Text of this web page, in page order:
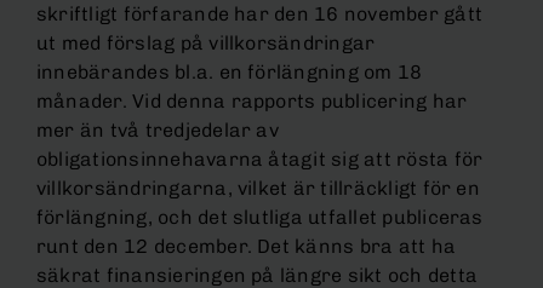
skriftligt förfarande har den 16 november gått
ut med förslag på villkorsändringar
innebärandes bl.a. en förlängning om 18
månader. Vid denna rapports publicering har
mer än två tredjedelar av
obligationsinnehavarna åtagit sig att rösta för
villkorsändringarna, vilket är tillräckligt för en
förlängning, och det slutliga utfallet publiceras
runt den 12 december. Det känns bra att ha
säkrat finansieringen på längre sikt och detta